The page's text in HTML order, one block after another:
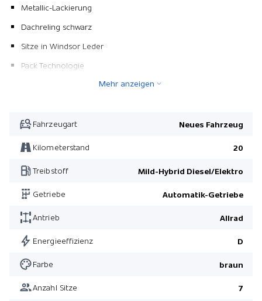
Metallic-Lackierung
Dachreling schwarz
Sitze in Windsor Leder
Pack Technologie
Vordersitze 20-fach elektr. verstel. mit Massage und Memory
Pack Anhängerkupplung
Dunkelgetönte Scheiben
Pack 3. Sitzreihe
Holzdekor dunkel
Reserverad Alu 22"
Mehr anzeigen
Fahrzeugart Neues Fahrzeug
Kilometerstand 20
Treibstoff Mild-Hybrid Diesel/Elektro
Getriebe Automatik-Getriebe
Antrieb Allrad
Energieeffizienz D
Farbe braun
Anzahl Sitze 7